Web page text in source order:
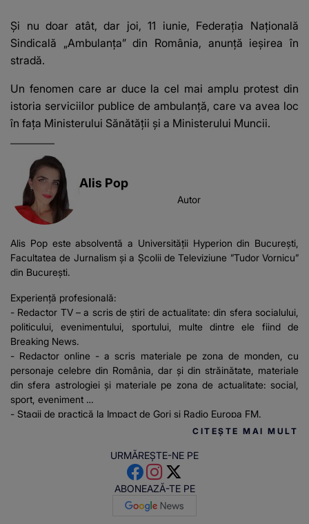
a mai dus sora mea...”
e ciudă că..."
Și nu doar atât, dar joi, 11 iunie, Federația Națională
Sindicală „Ambulanța” din România, anunță ieșirea în
stradă.
Un fenomen care ar duce la cel mai amplu protest din
istoria serviciilor publice de ambulanță, care va avea loc
în fața Ministerului Sănătății și a Ministerului Muncii.
Alis Pop
Autor
Alis Pop este absolventă a Universității Hyperion din București,
Facultatea de Jurnalism și a Școlii de Televiziune ”Tudor Vornicu”
din București.
Experiență profesională:
- Redactor TV – a scris de știri de actualitate: din sfera socialului,
politicului, evenimentului, sportului, multe dintre ele fiind de
Breaking News.
- Redactor online - a scris materiale pe zona de monden, cu
personaje celebre din România, dar și din străinătate, materiale
din sfera astrologiei și materiale pe zona de actualitate: social,
sport, eveniment
- Stagii de practică la Impact de Gorj și Radio Europa FM.
CITEȘTE MAI MULT
URMĂREȘTE-NE PE
ABONEAZĂ-TE PE